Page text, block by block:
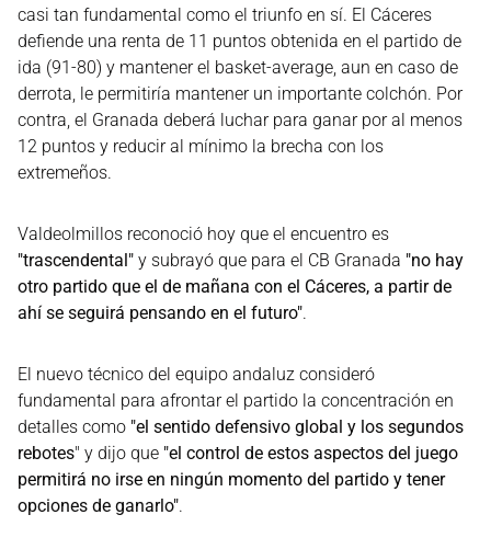
casi tan fundamental como el triunfo en sí. El Cáceres
defiende una renta de 11 puntos obtenida en el partido de
ida (91-80) y mantener el basket-average, aun en caso de
derrota, le permitiría mantener un importante colchón. Por
contra, el Granada deberá luchar para ganar por al menos
12 puntos y reducir al mínimo la brecha con los
extremeños.
Valdeolmillos reconoció hoy que el encuentro es
"trascendental" y subrayó que para el CB Granada "no hay
otro partido que el de mañana con el Cáceres, a partir de
ahí se seguirá pensando en el futuro".
El nuevo técnico del equipo andaluz consideró
fundamental para afrontar el partido la concentración en
detalles como "el sentido defensivo global y los segundos
rebotes" y dijo que "el control de estos aspectos del juego
permitirá no irse en ningún momento del partido y tener
opciones de ganarlo".